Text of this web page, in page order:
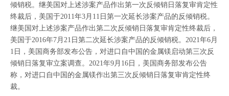
倾销税。继美国对上述涉案产品作出第一次反倾销日落复审肯定性
终裁后，美国于2011年3月11日第一次延长涉案产品的反倾销税。
继美国对上述涉案产品作出第二次反倾销日落复审肯定性终裁后，
美国于2016年7月21日第二次延长涉案产品的反倾销税。2021年6月
1日，美国商务部发布公告，对进口自中国的金属镁启动第三次反
倾销日落复审立案调查。2021年9月16日，美国商务部发布公告
称，对进口自中国的金属镁作出第三次反倾销日落复审肯定性终
裁。